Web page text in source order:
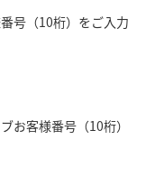
号（10桁）をご入力
お客様番号（10桁）